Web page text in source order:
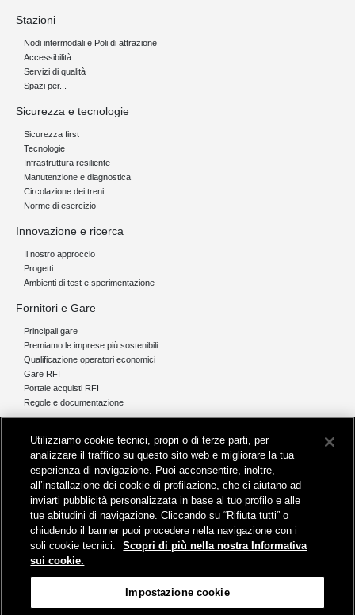
Stazioni
Nodi intermodali e Poli di attrazione
Accessibilità
Servizi di qualità
Spazi per...
Sicurezza e tecnologie
Sicurezza first
Tecnologie
Infrastruttura resiliente
Manutenzione e diagnostica
Circolazione dei treni
Norme di esercizio
Innovazione e ricerca
Il nostro approccio
Progetti
Ambienti di test e sperimentazione
Fornitori e Gare
Principali gare
Premiamo le imprese più sostenibili
Qualificazione operatori economici
Gare RFI
Portale acquisti RFI
Regole e documentazione
Comunicati stampa e news
Novità on line
Infomobilità
Feed - RSS
Utilizziamo cookie tecnici, propri o di terze parti, per
analizzare il traffico su questo sito web e migliorare la tua
esperienza di navigazione. Puoi acconsentire, inoltre,
all’installazione dei cookie di profilazione, che ci aiutano ad
inviarti pubblicità personalizzata in base al tuo profilo e alle
tue abitudini di navigazione. Cliccando su “Rifiuta tutti” o
chiudendo il banner puoi procedere nella navigazione con i
soli cookie tecnici.
Scopri di più nella nostra Informativa
sui cookie.
Impostazione cookie